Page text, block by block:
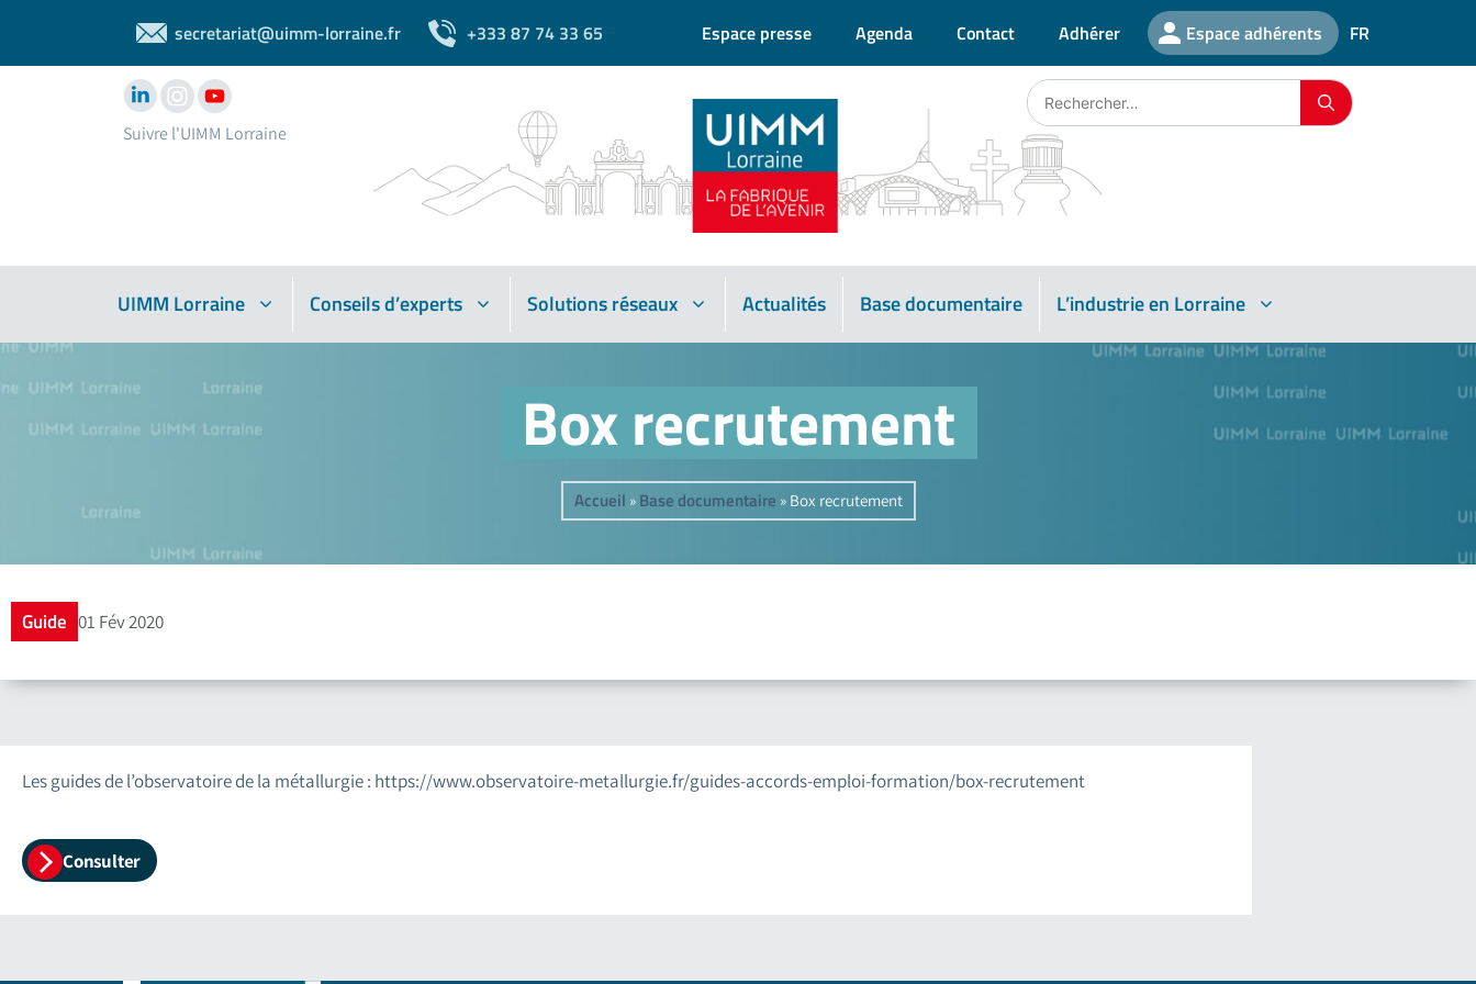
secretariat@uimm-lorraine.fr +333 87 74 33 65 Espace presse Agenda Contact Adhérer Espace adhérents FR
Suivre l'UIMM Lorraine
UIMM Lorraine Conseils d’experts Solutions réseaux Actualités Base documentaire L’industrie en Lorraine
Box recrutement
Accueil » Base documentaire » Box recrutement
Guide 01 Fév 2020
Les guides de l’observatoire de la métallurgie : https://www.observatoire-metallurgie.fr/guides-accords-emploi-formation/box-recrutement
Consulter